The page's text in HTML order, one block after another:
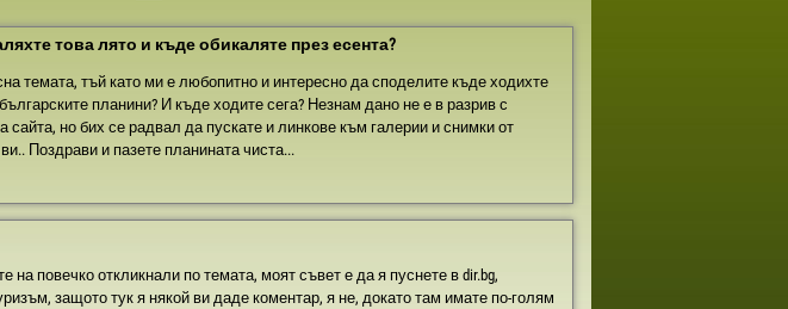
това лято и къде обикаляте през есента?
темата, тъй като ми е любопитно и интересно да споделите къде ходихте
планини? И къде ходите сега? Незнам дано не е в разрив с
сайта, но бих се радвал да пускате и линкове към галерии и снимки от
Поздрави и пазете планината чиста...
на повечко откликнали по темата, моят съвет е да я пуснете в dir.bg,
защото тук я някой ви даде коментар, я не, докато там имате по-голям